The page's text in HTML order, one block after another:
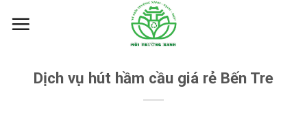
Dịch vụ hút hầm cầu giá rẻ Bến Tre